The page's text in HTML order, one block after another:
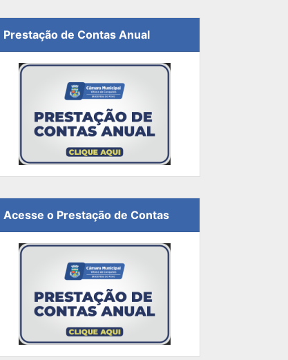
Prestação de Contas Anual
Acesse o Prestação de Contas